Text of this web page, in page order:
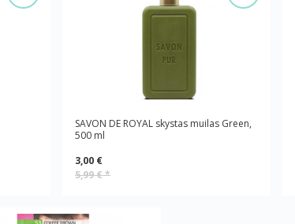
SAVON DE ROYAL skystas muilas Green,
500 ml
3,00 €
5,99 €*